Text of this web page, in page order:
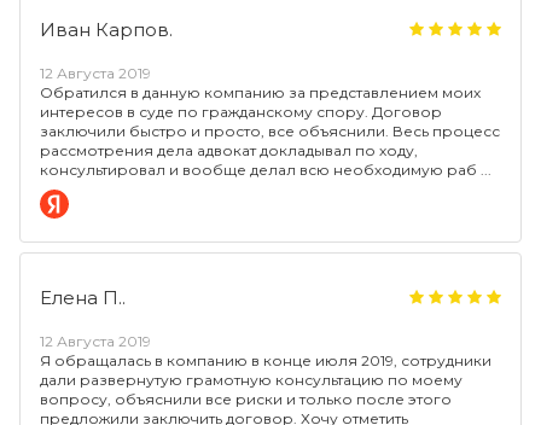
Иван Карпов.
12 Августа 2019
Обратился в данную компанию за представлением моих
интересов в суде по гражданскому спору. Договор
заключили быстро и просто, все объяснили. Весь процесс
рассмотрения дела адвокат докладывал по ходу,
консультировал и вообще делал всю необходимую раб
Елена П..
12 Августа 2019
Я обращалась в компанию в конце июля 2019, сотрудники
дали развернутую грамотную консультацию по моему
вопросу, объяснили все риски и только после этого
предложили заключить договор. Хочу отметить